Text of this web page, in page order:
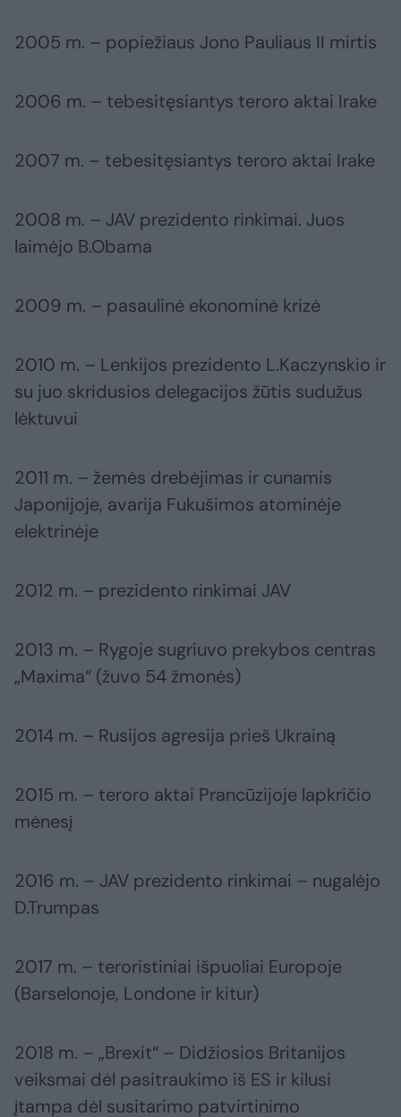
2005 m. – popiežiaus Jono Pauliaus II mirtis
2006 m. – tebesitęsiantys teroro aktai Irake
2007 m. – tebesitęsiantys teroro aktai Irake
2008 m. – JAV prezidento rinkimai. Juos
laimėjo B.Obama
2009 m. – pasaulinė ekonominė krizė
2010 m. – Lenkijos prezidento L.Kaczynskio ir
su juo skridusios delegacijos žūtis sudužus
lėktuvui
2011 m. – žemės drebėjimas ir cunamis
Japonijoje, avarija Fukušimos atominėje
elektrinėje
2012 m. – prezidento rinkimai JAV
2013 m. – Rygoje sugriuvo prekybos centras
„Maxima“ (žuvo 54 žmonės)
2014 m. – Rusijos agresija prieš Ukrainą
2015 m. – teroro aktai Prancūzijoje lapkričio
mėnesį
2016 m. – JAV prezidento rinkimai – nugalėjo
D.Trumpas
2017 m. – teroristiniai išpuoliai Europoje
(Barselonoje, Londone ir kitur)
2018 m. – „Brexit“ – Didžiosios Britanijos
veiksmai dėl pasitraukimo iš ES ir kilusi
įtampa dėl susitarimo patvirtinimo